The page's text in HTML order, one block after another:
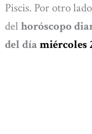
Piscis. Por otro
del horóscopo
del díamiércoles